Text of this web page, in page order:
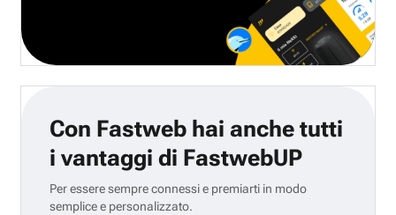
Con Fastweb hai anche tutti
i vantaggi di FastwebUP
Per essere sempre connessi e premiarti in modo
semplice e personalizzato.